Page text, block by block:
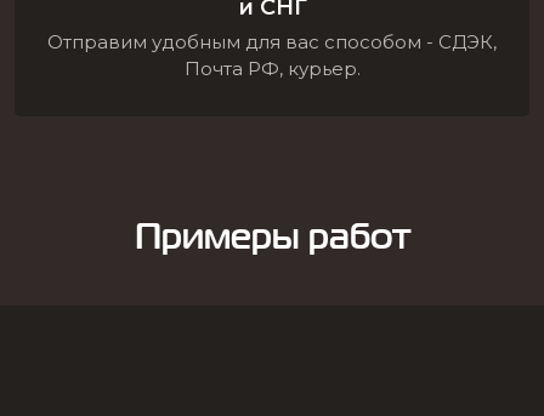
и СНГ
Отправим удобным для вас способом - СДЭК,
Почта РФ, курьер.
Примеры работ